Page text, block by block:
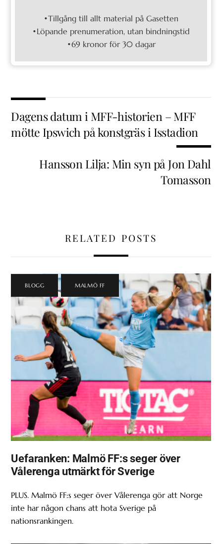
•Tillgång till allt material på Gasetten
•Löpande prenumeration, utan bindningstid
•69 kronor för 30 dagar
Dagens datum i MFF-historien – MFF
mötte Ipswich på konstgräs i Isstadion
Hansson Lilja: Min syn på Jon Dahl
Tomasson
RELATED POSTS
BLOGG MALMÖ FF
Uefaranken: Malmö FF:s seger över
Vålerenga utmärkt för Sverige
PLUS. Malmö FF:s seger över Vålerenga gör att Norge
inte har någon chans att hota Sverige på
nationsrankingen.